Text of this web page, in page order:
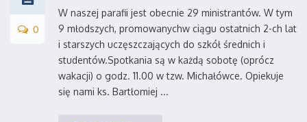
0
W naszej parafii jest obecnie 29 ministrantów. W tym
9 młodszych, promowanychw ciągu ostatnich 2-ch lat
i starszych uczęszczających do szkół średnich i
studentów.Spotkania są w każdą sobotę (oprócz
wakacji) o godz. 11.00 w tzw. Michałówce. Opiekuje
się nami ks. Bartłomiej ...